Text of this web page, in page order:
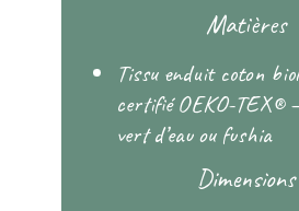
Matières
Tissu enduit coton
certifié OEKO-TEX®
vert d’eau ou fushia
Dimensions